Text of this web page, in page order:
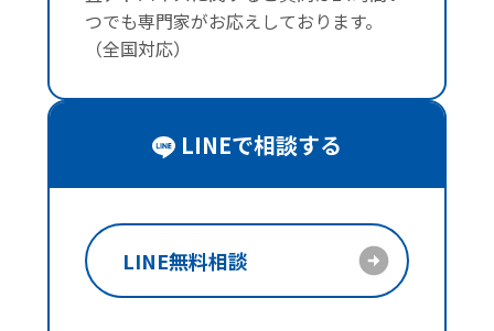
つでも専門家がお応えしております。
（全国対応）
LINEで相談する
LINE無料相談